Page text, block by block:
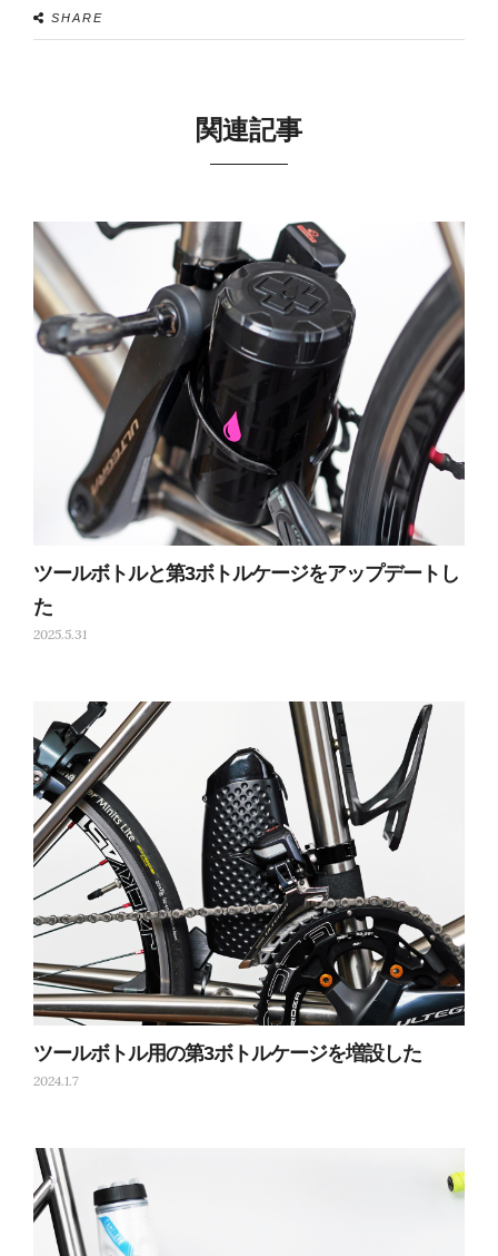
SHARE
関連記事
ツールボトルと第3ボトルケージをアップデートし
た
2025.5.31
ツールボトル用の第3ボトルケージを増設した
2024.1.7